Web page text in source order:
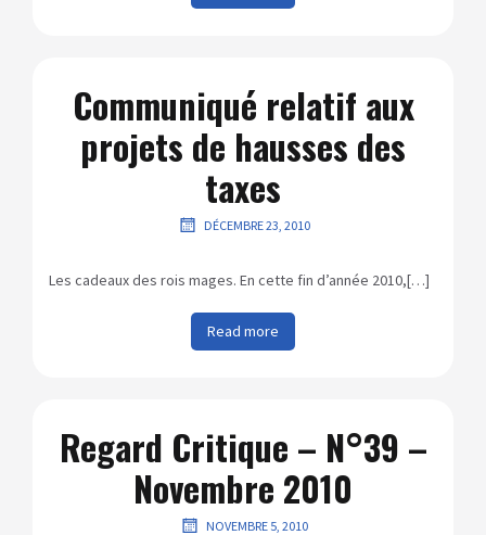
Communiqué relatif aux
projets de hausses des
taxes
DÉCEMBRE 23, 2010
Les cadeaux des rois mages. En cette fin d’année 2010,[…]
Read more
Regard Critique – N°39 –
Novembre 2010
NOVEMBRE 5, 2010